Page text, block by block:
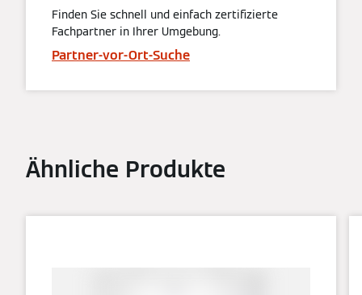
Finden Sie schnell und einfach zertifizierte
Fachpartner in Ihrer Umgebung.
Partner-vor-Ort-Suche
Ähnliche Produkte